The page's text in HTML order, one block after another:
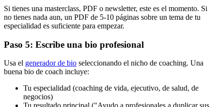
Si tienes una masterclass, PDF o newsletter, este es el momento. Si
no tienes nada aun, un PDF de 5-10 páginas sobre un tema de tu
especialidad es suficiente para empezar.
Paso 5: Escribe una bio profesional
Usa el generador de bio seleccionando el nicho de coaching. Una
buena bio de coach incluye:
Tu especialidad (coaching de vida, ejecutivo, de salud, de
negocios)